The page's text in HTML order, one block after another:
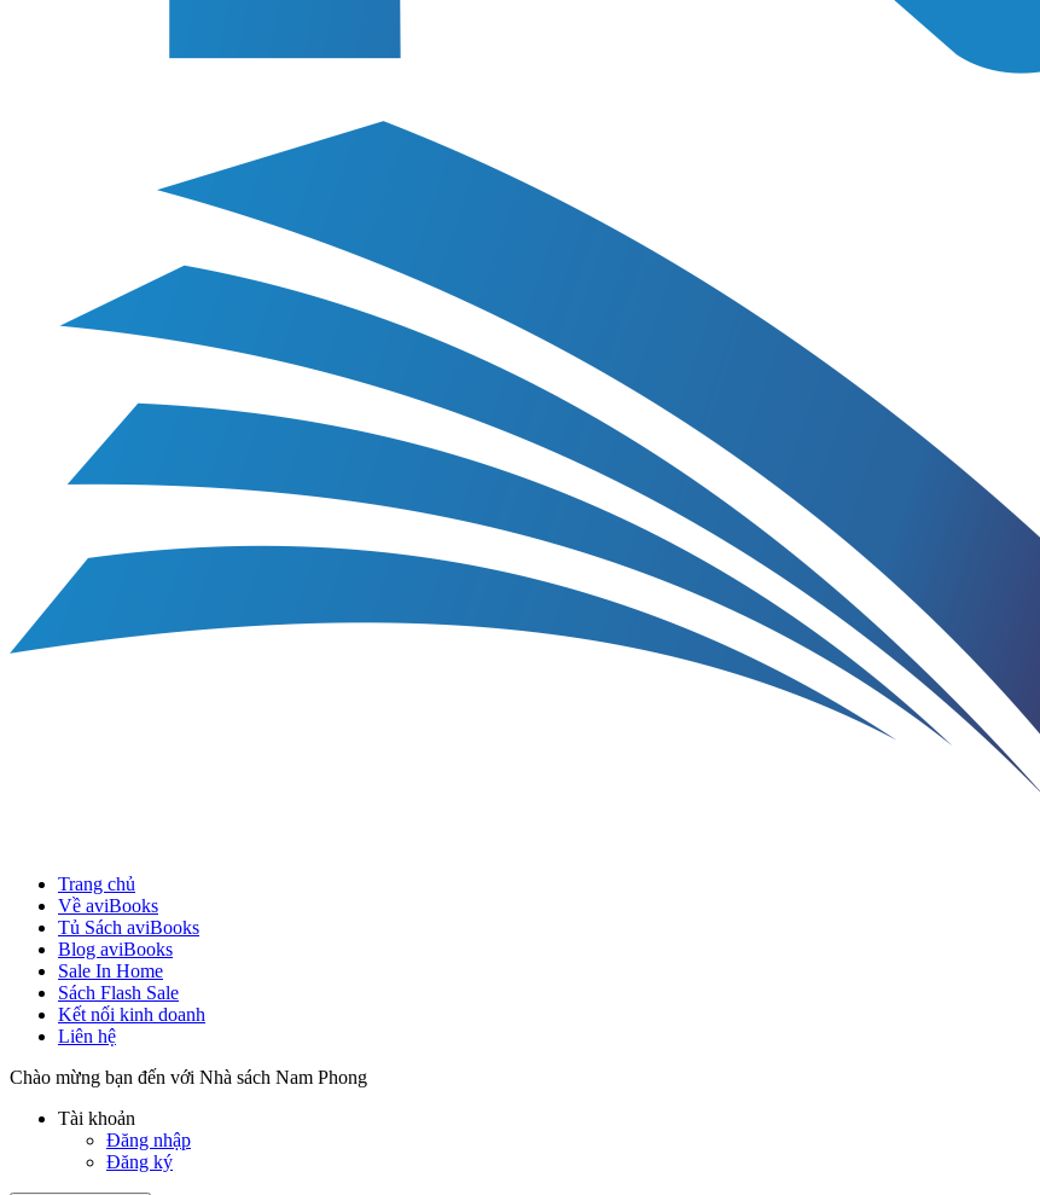
Trang chủ
Về aviBooks
Tủ Sách aviBooks
Blog aviBooks
Sale In Home
Sách Flash Sale
Kết nối kinh doanh
Liên hệ
Chào mừng bạn đến với Nhà sách Nam Phong
Tài khoản
Đăng nhập
Đăng ký